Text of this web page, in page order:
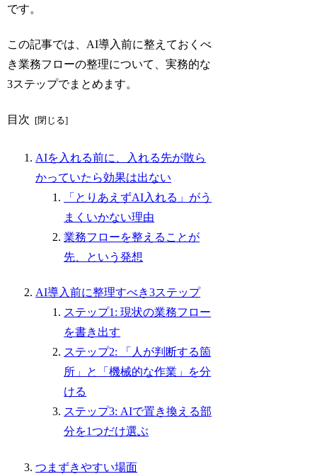
です。
この記事では、AI導入前に整えておくべ
き業務フローの整理について、実務的な
3ステップでまとめます。
目次
AIを入れる前に、入れる先が散ら
かっていたら効果は出ない
「とりあえずAI入れる」がう
まくいかない理由
業務フローを整えることが
先、という発想
AI導入前に整理すべき3ステップ
ステップ1: 現状の業務フロー
を書き出す
ステップ2: 「人が判断する箇
所」と「機械的な作業」を分
ける
ステップ3: AIで置き換える部
分を1つだけ選ぶ
つまずきやすい場面